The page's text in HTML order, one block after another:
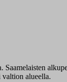
alueella.